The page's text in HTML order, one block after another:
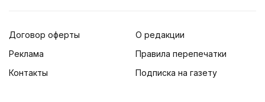
Договор оферты
Реклама
Контакты
О редакции
Правила перепечатки
Подписка на газету